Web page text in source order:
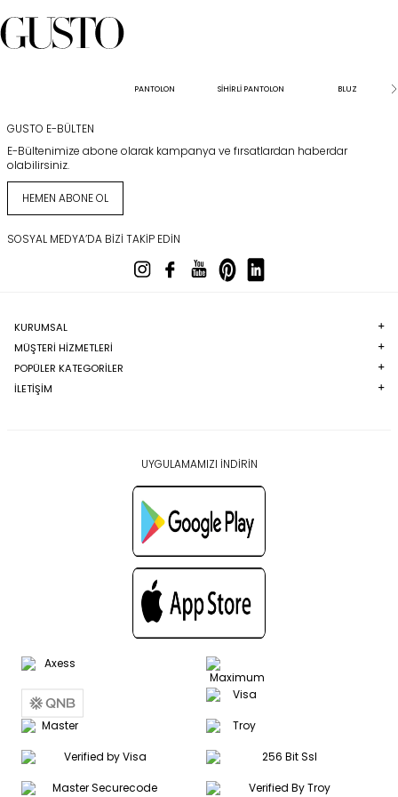
PANTOLON SİHİRLİ PANTOLON BLUZ
GUSTO E-BÜLTEN
E-Bültenimize abone olarak kampanya ve fırsatlardan haberdar
olabilirsiniz.
HEMEN ABONE OL
SOSYAL MEDYA’DA BIZI TAKIP EDIN
KURUMSAL
MÜŞTERI HIZMETLERI
POPÜLER KATEGORILER
İLETİŞİM
UYGULAMAMIZI İNDİRİN